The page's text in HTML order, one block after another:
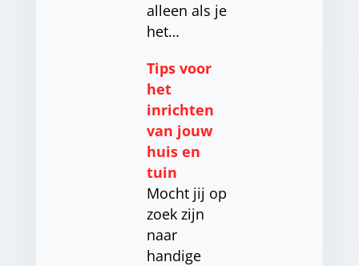
alleen als je
het…
Tips voor
het
inrichten
van jouw
huis en
tuin
Mocht jij op
zoek zijn
naar
handige